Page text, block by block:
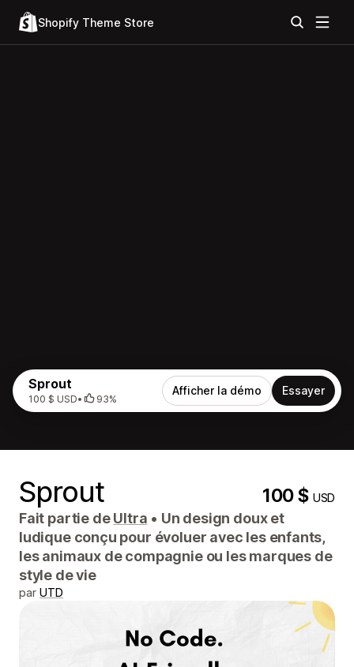
Shopify Theme Store
Sprout
100 $ USD• 93%
Afficher la démo Essayer
Sprout 100 $USD
Fait partie deUltra • Un design doux et
ludique conçu pour évoluer avec les enfants,
les animaux de compagnie ou les marques de
style de vie
par UTD